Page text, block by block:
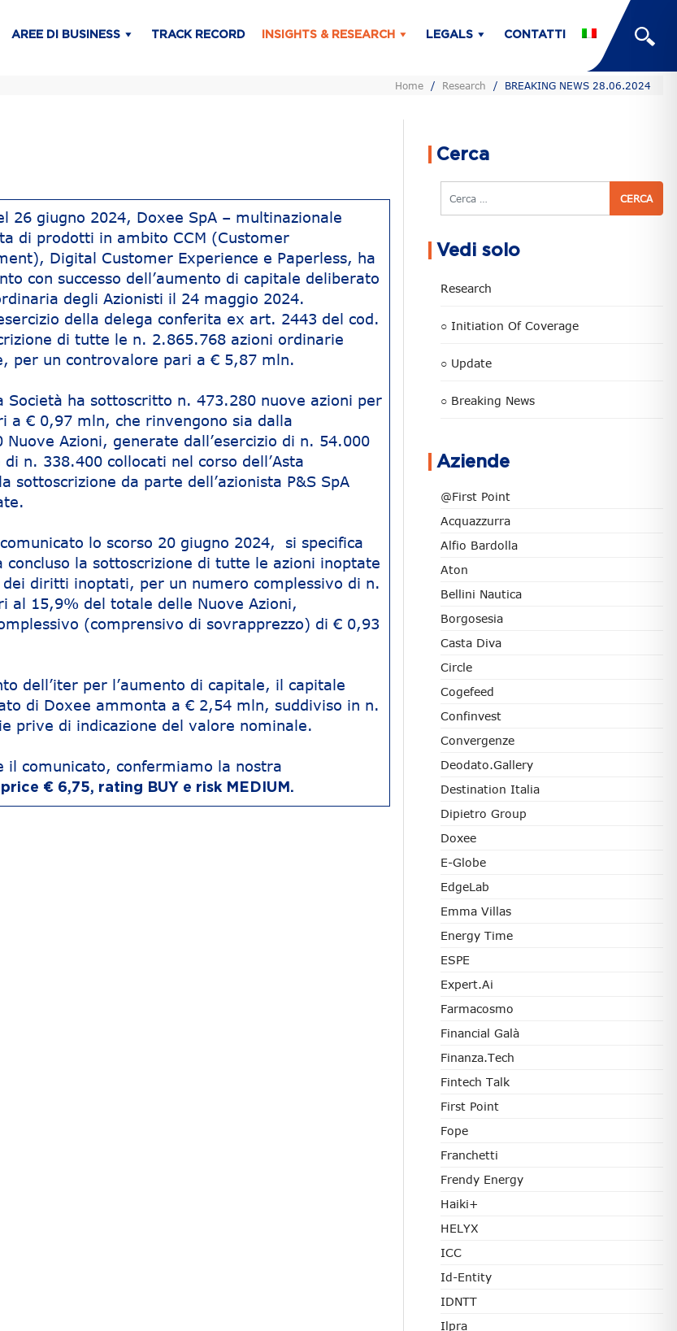
AREE DI BUSINESS TRACK RECORD INSIGHTS & RESEARCH LEGALS CONTATTI
Home / Research / BREAKING NEWS 28.06.2024
26 giugno 2024, Doxee SpA – multinazionale
di prodotti in ambito CCM (Customer
Digital Customer Experience e Paperless, ha
con successo dell’aumento di capitale deliberato
degli Azionisti il 24 maggio 2024.
della delega conferita ex art. 2443 del cod.
di tutte le n. 2.865.768 azioni ordinarie
per un controvalore pari a € 5,87 mln.
Società ha sottoscritto n. 473.280 nuove azioni per
a € 0,97 mln, che rinvengono sia dalla
Azioni, generate dall’esercizio di n. 54.000
n. 338.400 collocati nel corso dell’Asta
sottoscrizione da parte dell’azionista P&S SpA
lo scorso 20 giugno 2024, si specifica
concluso la sottoscrizione di tutte le azioni inoptate
dei diritti inoptati, per un numero complessivo di n.
al 15,9% del totale delle Nuove Azioni,
(comprensivo di sovrapprezzo) di € 0,93
dell’iter per l’aumento di capitale, il capitale
di Doxee ammonta a € 2,54 mln, suddiviso in n.
prive di indicazione del valore nominale.
il comunicato, confermiamo la nostra
€ 6,75, rating BUY e risk MEDIUM.
Cerca
Cerca
Vedi solo
Research
○ Initiation Of Coverage
○ Update
○ Breaking News
Aziende
@First Point
Acquazzurra
Alfio Bardolla
Aton
Bellini Nautica
Borgosesia
Casta Diva
Circle
Cogefeed
Confinvest
Convergenze
Deodato.Gallery
Destination Italia
Dipietro Group
Doxee
E-Globe
EdgeLab
Emma Villas
Energy Time
ESPE
Expert.ai
Farmacosmo
Financial Galà
Finanza.tech
Fintech Talk
First Point
Fope
Franchetti
Frendy Energy
Haiki+
HELYX
ICC
Id-Entity
IDNTT
Ilpra